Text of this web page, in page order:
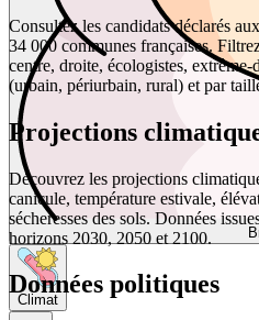
Climat
Consultez les candidats déclarés
34 000 communes françaises.
centre, droite, écologistes,
(urbain, périurbain, rural) et par
Projections
Découvrez les projections
canicule, température estivale,
sécheresses des sols. Données
horizons 2030, 2050 et 2100.
Données politiques